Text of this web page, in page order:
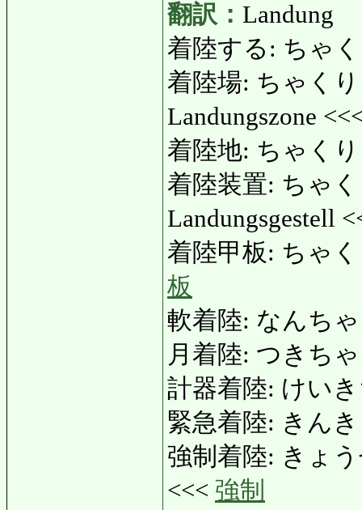
翻訳： Landung
着陸する: ちゃ
着陸場: ちゃく
Landungszone
着陸地: ちゃく
着陸装置: ちゃ
Landungsgestell
着陸甲板: ちゃ
板
軟着陸: なんち
月着陸: つきち
計器着陸: けい
緊急着陸: きん
強制着陸: きょ
<<< 強制